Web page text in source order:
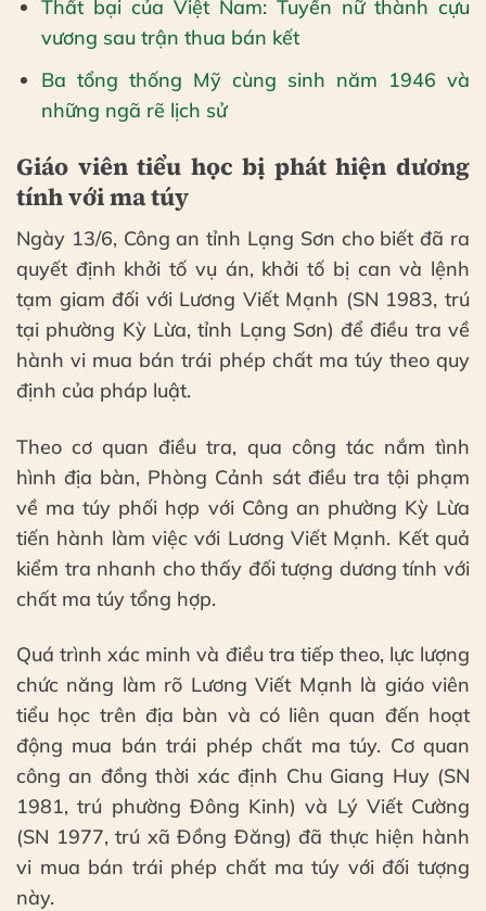
Thất bại của Việt Nam: Tuyển nữ thành cựu
vương sau trận thua bán kết
Ba tổng thống Mỹ cùng sinh năm 1946 và
những ngã rẽ lịch sử
Giáo viên tiểu học bị phát hiện dương
tính với ma túy
Ngày 13/6, Công an tỉnh Lạng Sơn cho biết đã ra
quyết định khởi tố vụ án, khởi tố bị can và lệnh
tạm giam đối với Lương Viết Mạnh (SN 1983, trú
tại phường Kỳ Lừa, tỉnh Lạng Sơn) để điều tra về
hành vi mua bán trái phép chất ma túy theo quy
định của pháp luật.
Theo cơ quan điều tra, qua công tác nắm tình
hình địa bàn, Phòng Cảnh sát điều tra tội phạm
về ma túy phối hợp với Công an phường Kỳ Lừa
tiến hành làm việc với Lương Viết Mạnh. Kết quả
kiểm tra nhanh cho thấy đối tượng dương tính với
chất ma túy tổng hợp.
Quá trình xác minh và điều tra tiếp theo, lực lượng
chức năng làm rõ Lương Viết Mạnh là giáo viên
tiểu học trên địa bàn và có liên quan đến hoạt
động mua bán trái phép chất ma túy. Cơ quan
công an đồng thời xác định Chu Giang Huy (SN
1981, trú phường Đông Kinh) và Lý Viết Cường
(SN 1977, trú xã Đồng Đăng) đã thực hiện hành
vi mua bán trái phép chất ma túy với đối tượng
này.